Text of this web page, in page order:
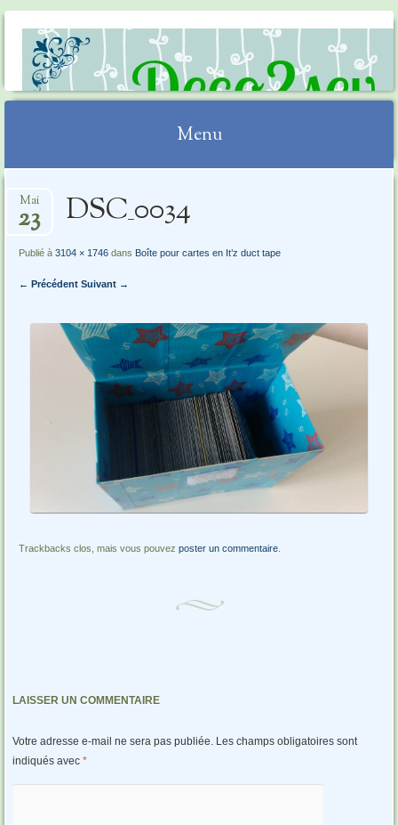
DECO2SEV
Menu
au
contenu
DSC_0034
Mai
23
Publié à3104 × 1746 dans Boîte pour cartes en It’z duct tape
← Précédent Suivant →
Trackbacks clos, mais vous pouvezposter un commentaire
LAISSER UN COMMENTAIRE
Votre adresse e-mail ne sera pas publiée. Les champs obligatoires sont
indiqués avec *